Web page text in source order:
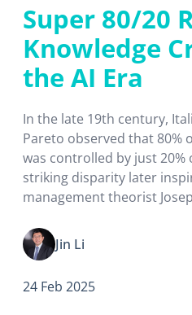
Super 80/20
Knowledge
the AI Era
In the late 19th century,
Pareto observed that 80%
was controlled by just
striking disparity later
management theorist
outcomes typically stem
factors.
Jin Li
24 Feb 2025